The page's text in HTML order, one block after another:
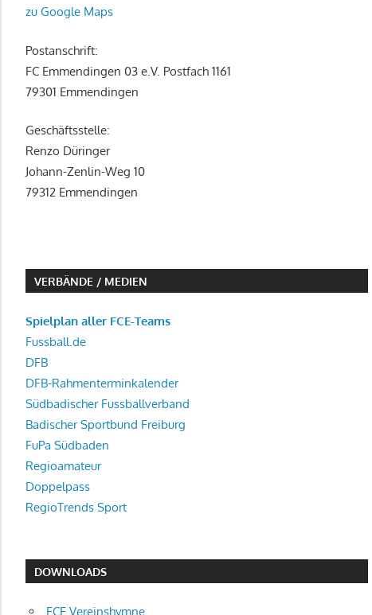
zu Google Maps
Postanschrift:
FC Emmendingen 03 e.V. Postfach 1161
79301 Emmendingen
Geschäftsstelle:
Renzo Düringer
Johann-Zenlin-Weg 10
79312 Emmendingen
VERBÄNDE / MEDIEN
Spielplan aller FCE-Teams
Fussball.de
DFB
DFB-Rahmenterminkalender
Südbadischer Fussballverband
Badischer Sportbund Freiburg
FuPa Südbaden
Regioamateur
Doppelpass
RegioTrends Sport
DOWNLOADS
FCE Vereinshymne